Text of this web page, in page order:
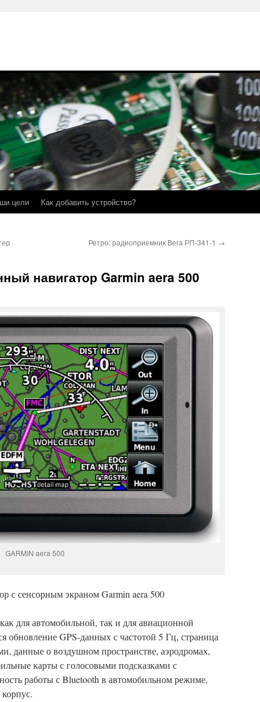
цели Как добавить устройство?
Ретро: радиоприемник Вега РП-341-1 →
навигатор Garmin aera 500
GARMIN aera 500
с сенсорным экраном Garmin aera 500
для автомобильной, так и для авиационной
обновление GPS-данных с частотой 5 Гц, страница
данные о воздушном пространстве, аэродромах,
карты с голосовыми подсказками с
работы с Bluetooth в автомобильном режиме,